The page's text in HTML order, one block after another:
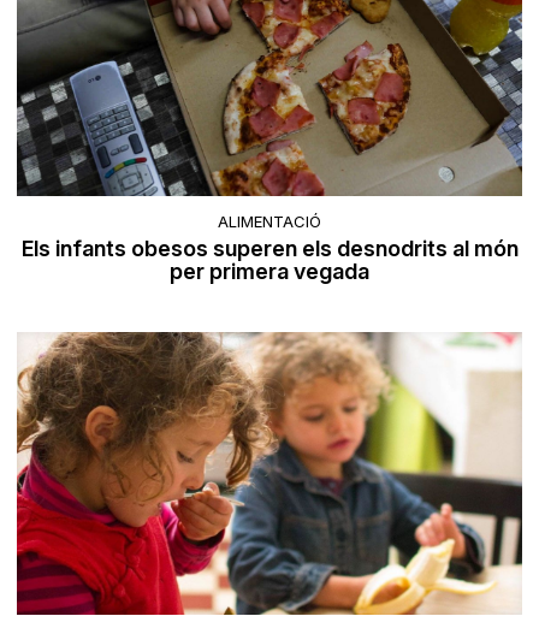
ALIMENTACIÓ
Els infants obesos superen els desnodrits al món
per primera vegada